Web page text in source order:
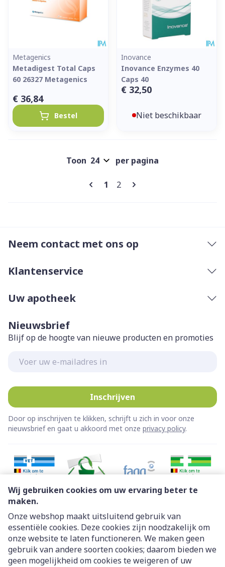
Wij gebruiken cookies om uw ervaring beter te
maken.
Onze webshop maakt uitsluitend gebruik van
essentiële cookies. Deze cookies zijn noodzakelijk om
onze website te laten functioneren. We maken geen
gebruik van andere soorten cookies; daarom bieden we
geen mogelijkheid om cookies te weigeren of uw
Metagenics
Metadigest Total Caps
60 26327 Metagenics
€ 36,84
Bestel
Inovance
Inovance Enzymes 40
Caps 40
€ 32,50
Niet beschikbaar
Pagina's
U lees momenteel pagina
1 Pagina
2
Toon per pagina
Neem contact met ons op
Klantenservice
Uw apotheek
Nieuwsbrief
Blijf op de hoogte van nieuwe producten en promoties
Inschrijven
Door op inschrijven te klikken, schrijft u zich in voor onze
nieuwsbrief en gaat u akkoord met onze privacy policy.
Juridische links